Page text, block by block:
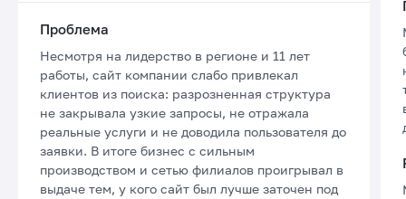
Проблема
Несмотря на лидерство в регионе и 11 лет
работы, сайт компании слабо привлекал
клиентов из поиска: разрозненная структура
не закрывала узкие запросы, не отражала
реальные услуги и не доводила пользователя до
заявки. В итоге бизнес с сильным
производством и сетью филиалов проигрывал в
выдаче тем, у кого сайт был лучше заточен под